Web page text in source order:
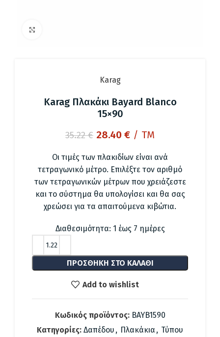
Karag
Karag Πλακάκι Bayard Blanco
15×90
35.22€ Original
was:
35.22 €.
28.40 €Η
τιμή
είναι:
28.40 €.
/ TM
Οι τιμές των πλακιδίων είναι ανά
τετραγωνικό μέτρο. Επιλέξτε τον αριθμό
των τετραγωνικών μέτρων που χρειάζεστε
και το σύστημα θα υπολογίσει και θα σας
χρεώσει για τα απαιτούμενα κιβώτια.
Διαθεσιμότητα: 1 έως 7 ημέρες
ΠΡΟΣΘΉΚΗ ΣΤΟ ΚΑΛΆΘΙ
Add to wishlist
Κωδικός προϊόντος: BAYB1590
Κατηγορίες: Δαπέδου , Πλακάκια , Τύπου